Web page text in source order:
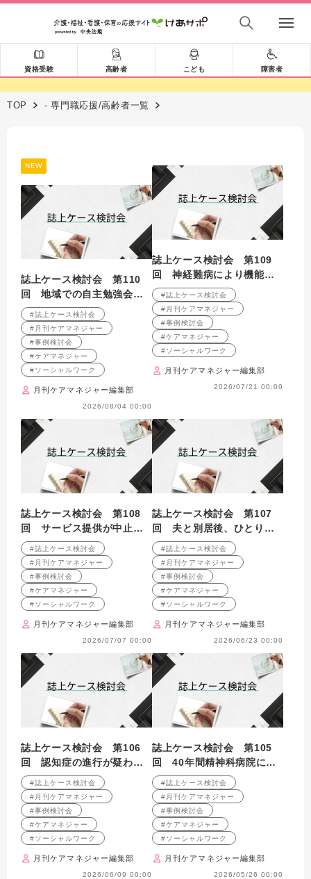
資格受験 高齢者 こども 障害者
TOP - 専門職応援/高齢者一覧
NEW
誌上ケース検討会 第110
回 地域での自主勉強会の
持ち方について （2009年8
月号掲載）
#誌上ケース検討会
#月刊ケアマネジャー
#事例検討会
#ケアマネジャー
#ソーシャルワーク
月刊ケアマネジャー編集部
2026/08/04 00:00
誌上ケース検討会 第109
回 神経難病により機能低
下が進行している利用者へ
の支援 （2009年7月号掲
載）
#誌上ケース検討会
#月刊ケアマネジャー
#事例検討会
#ケアマネジャー
#ソーシャルワーク
月刊ケアマネジャー編集部
2026/07/21 00:00
誌上ケース検討会 第108
回 サービス提供が中止に
なってしまったひとり暮ら
し高齢者への支援を振り返
る （2009年6月号掲載）
#誌上ケース検討会
#月刊ケアマネジャー
#事例検討会
#ケアマネジャー
#ソーシャルワーク
月刊ケアマネジャー編集部
2026/07/07 00:00
誌上ケース検討会 第107
回 夫と別居後、ひとり暮
らしを続ける高齢女性への
支援を考える （2009年5月
号掲載）
#誌上ケース検討会
#月刊ケアマネジャー
#事例検討会
#ケアマネジャー
#ソーシャルワーク
月刊ケアマネジャー編集部
2026/06/23 00:00
誌上ケース検討会 第106
回 認知症の進行が疑われ
るひとり暮らし高齢者への
支援を考える （2009年4月
号掲載）
#誌上ケース検討会
#月刊ケアマネジャー
#事例検討会
#ケアマネジャー
#ソーシャルワーク
月刊ケアマネジャー編集部
2026/06/09 00:00
誌上ケース検討会 第105
回 40年間精神科病院に入
院している男性の退院支援
（在宅復帰）を考える
（2009年3月号掲載）
#誌上ケース検討会
#月刊ケアマネジャー
#事例検討会
#ケアマネジャー
#ソーシャルワーク
月刊ケアマネジャー編集部
2026/05/26 00:00